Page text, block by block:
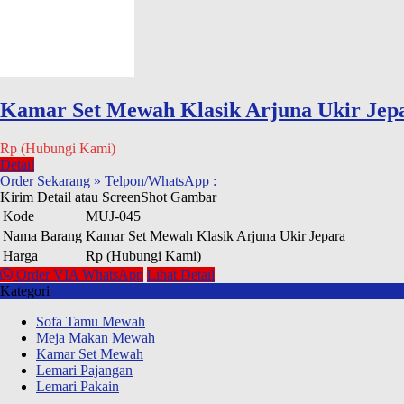
Kamar Set Mewah Klasik Arjuna Ukir
Rp (Hubungi Kami)
Detail
Order Sekarang » Telpon/WhatsApp :
Kirim Detail atau ScreenShot Gambar
Kode
MUJ-045
Nama Barang Kamar Set Mewah Klasik Arjuna Ukir Jepara
Harga
Rp (Hubungi Kami)
Order VIA WhatsApp Lihat Detail
Kategori
Sofa Tamu Mewah
Meja Makan Mewah
Kamar Set Mewah
Lemari Pajangan
Lemari Pakain